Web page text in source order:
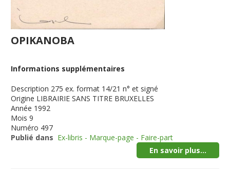
OPIKANOBA
Informations supplémentaires
Description 275 ex. format 14/21 n° et signé
Origine LIBRAIRIE SANS TITRE BRUXELLES
Année 1992
Mois 9
Numéro 497
Publié dans Ex-libris - Marque-page - Faire-part
En savoir plus...